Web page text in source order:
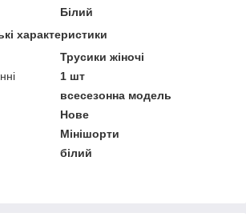
Білий
характеристики
Трусики жіночі
1 шт
всесезонна модель
Нове
Мінішорти
білий